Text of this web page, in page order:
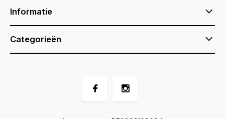
Informatie
Categorieën